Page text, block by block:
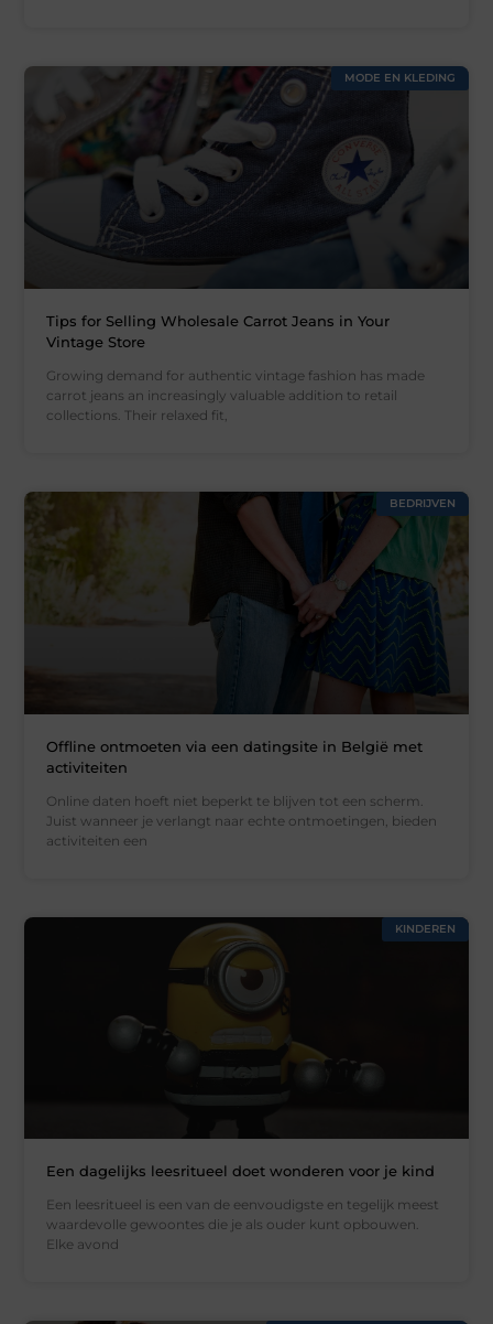
MODE EN KLEDING
Tips for Selling Wholesale Carrot Jeans in Your
Vintage Store
Growing demand for authentic vintage fashion has made
carrot jeans an increasingly valuable addition to retail
collections. Their relaxed fit,
BEDRIJVEN
Offline ontmoeten via een datingsite in België met
activiteiten
Online daten hoeft niet beperkt te blijven tot een scherm.
Juist wanneer je verlangt naar echte ontmoetingen, bieden
activiteiten een
KINDEREN
Een dagelijks leesritueel doet wonderen voor je kind
Een leesritueel is een van de eenvoudigste en tegelijk meest
waardevolle gewoontes die je als ouder kunt opbouwen.
Elke avond